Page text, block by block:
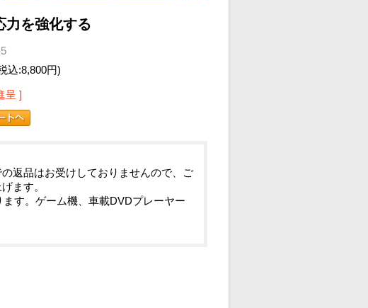
を強化する
込:8,800円)
呈 ]
返品はお受けしておりませんので、ご
ます。
す。ゲーム機、車載DVDプレーヤー